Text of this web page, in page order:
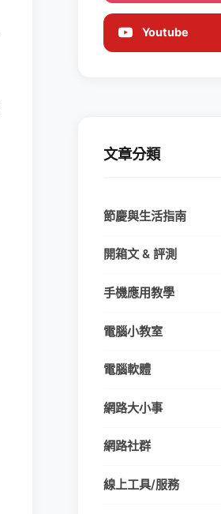
Youtube
文章分類
節慶與生活指南
開箱文 & 評測
手機應用教學
電腦小教室
電腦軟體
網路大小事
網路社群
線上工具/服務